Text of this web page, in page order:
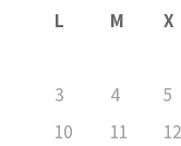
L M X
3
4 5
10
11 12